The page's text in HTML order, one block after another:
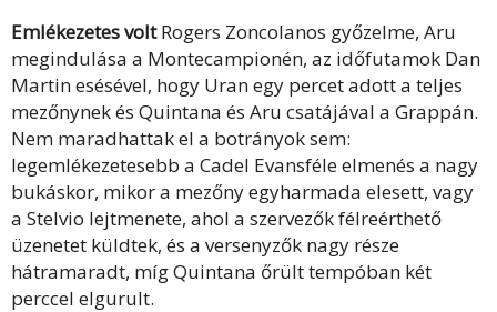
Emlékezetes voltRogers Zoncolanos győzelme, Aru
megindulása a Montecampionén, az időfutamok Dan
Martin esésével, hogy Uran egy percet adott a teljes
mezőnynek és Quintana és Aru csatájával a Grappán.
Nem maradhattak el a botrányok sem:
legemlékezetesebb a Cadel Evansféle elmenés a nagy
bukáskor, mikor a mezőny egyharmada elesett, vagy
a Stelvio lejtmenete, ahol a szervezők félreérthető
üzenetet küldtek, és a versenyzők nagy része
hátramaradt, míg Quintana őrült tempóban két
perccel elgurult.